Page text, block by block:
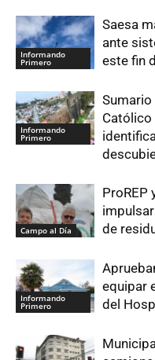
Informando
Primero
Saesa
ante
este fin
Informando
Primero
Campo al Día
ProREP
de
Informando
Primero
equipar
del